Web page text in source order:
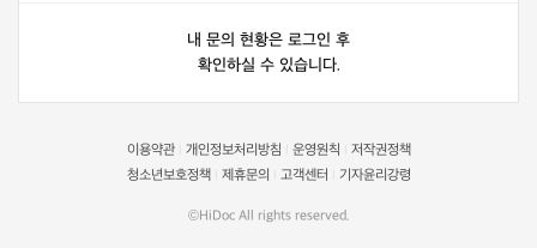
내 문의 현황은 로그인 후
확인하실 수 있습니다.
이용약관 개인정보처리방침 운영원칙
저작권정책
청소년보호정책
제휴문의 고객센터 기자윤리강령
©HiDoc All rights reserved.